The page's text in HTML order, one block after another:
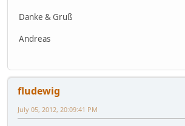
Danke & Gruß
Andreas
fludewig
July 05, 2012, 20:09:41 PM